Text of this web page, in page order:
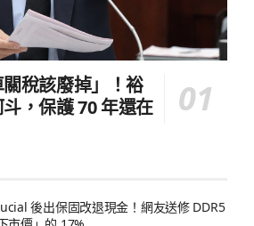
稅該廢掉」！裕
，保護 70 年還在
後出保固改退現金！網友送修 DDR5